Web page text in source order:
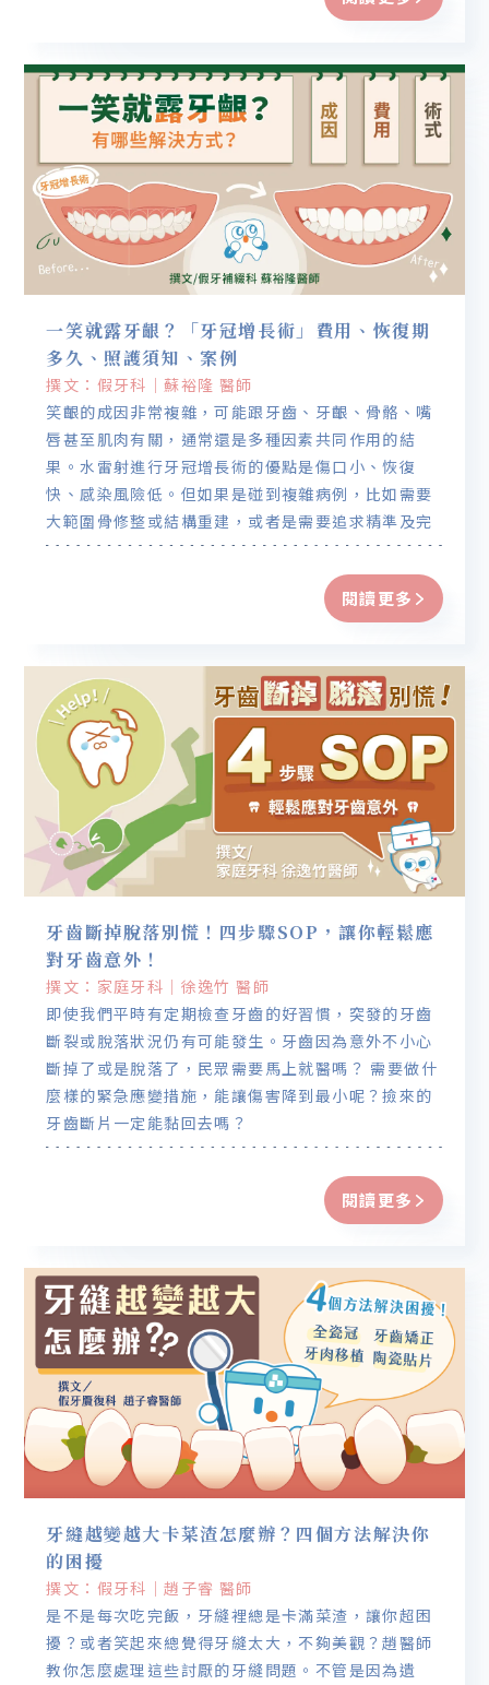
一笑就露牙齦？「牙冠增長術」費用、恢復期
多久、照護須知、案例
撰文：假牙科｜蘇裕隆 醫師
笑齦的成因非常複雜，可能跟牙齒、牙齦、骨骼、嘴
唇甚至肌肉有關，通常還是多種因素共同作用的結
果。水雷射進行牙冠增長術的優點是傷口小、恢復
快、感染風險低。但如果是碰到複雜病例，比如需要
大範圍骨修整或結構重建，或者是需要追求精準及完
美的結果，那麼傳統翻瓣術還是更適合。
閱讀更多
牙齒斷掉脫落別慌！四步驟SOP，讓你輕鬆應
對牙齒意外！
撰文：家庭牙科｜徐逸竹 醫師
即使我們平時有定期檢查牙齒的好習慣，突發的牙齒
斷裂或脫落狀況仍有可能發生。牙齒因為意外不小心
斷掉了或是脫落了，民眾需要馬上就醫嗎？ 需要做什
麼樣的緊急應變措施，能讓傷害降到最小呢？撿來的
牙齒斷片一定能黏回去嗎？
閱讀更多
牙縫越變越大卡菜渣怎麼辦？四個方法解決你
的困擾
撰文：假牙科｜趙子睿 醫師
是不是每次吃完飯，牙縫裡總是卡滿菜渣，讓你超困
擾？或者笑起來總覺得牙縫太大，不夠美觀？趙醫師
教你怎麼處理這些討厭的牙縫問題。不管是因為遺